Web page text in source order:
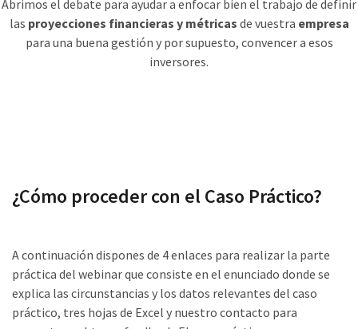
Abrimos el debate para ayudar a enfocar bien el trabajo de definir
las proyecciones financieras y métricas de vuestra empresa
para una buena gestión y por supuesto, convencer a esos
inversores.
¿Cómo proceder con el Caso Práctico?
A continuación dispones de 4 enlaces para realizar la parte
práctica del webinar que consiste en el enunciado donde se
explica las circunstancias y los datos relevantes del caso
práctico, tres hojas de Excel y nuestro contacto para